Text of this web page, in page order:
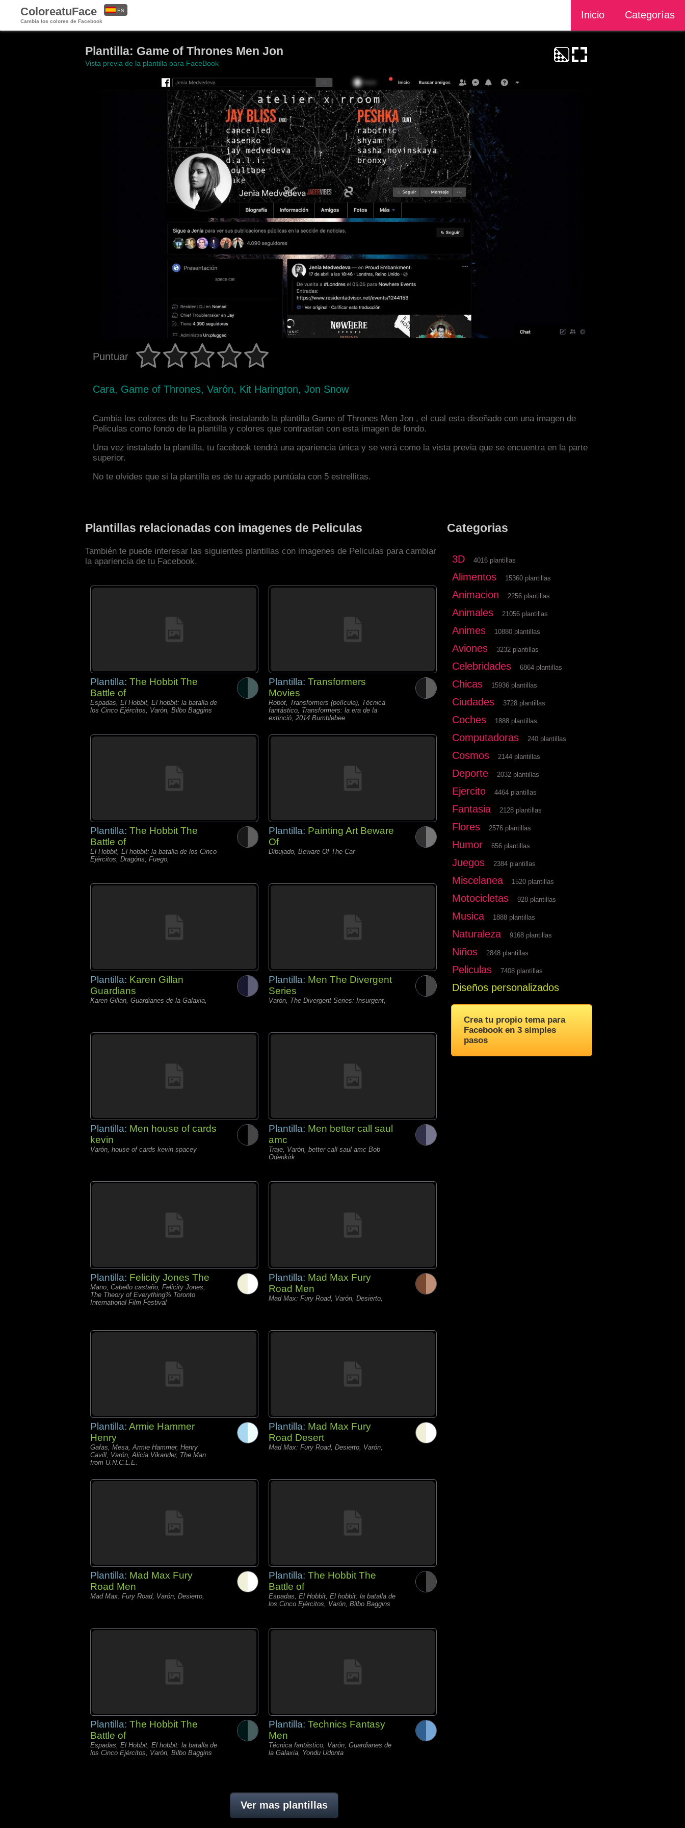
ColoreatuFace
Cambia los colores de Facebook
Inicio Categorías
ES
Plantilla: Game of Thrones Men Jon
Vista previa de la plantilla para FaceBook
Puntuar
Cara, Game of Thrones, Varón, Kit Harington, Jon Snow
Cambia los colores de tu Facebook instalando la plantilla Game of Thrones Men Jon , el cual esta diseñado con una imagen de
Peliculas como fondo de la plantilla y colores que contrastan con esta imagen de fondo.
Una vez instalado la plantilla, tu facebook tendrá una apariencia única y se verá como la vista previa que se encuentra en la parte
superior.
No te olvides que si la plantilla es de tu agrado puntúala con 5 estrellitas.
Plantillas relacionadas con imagenes de Peliculas
También te puede interesar las siguientes plantillas con imagenes de Peliculas para cambiar
la apariencia de tu Facebook.
Plantilla: The Hobbit The
Battle of
Espadas, El Hobbit, El hobbit: la batalla de
los Cinco Ejércitos, Varón, Bilbo Baggins
Plantilla: Transformers
Movies
Robot, Transformers (película), Técnica
fantástico, Transformers: la era de la
extinció, 2014 Bumblebee
Plantilla: The Hobbit The
Battle of
El Hobbit, El hobbit: la batalla de los Cinco
Ejércitos, Dragóns, Fuego,
Plantilla: Painting Art Beware
Of
Dibujado, Beware Of The Car
Plantilla: Karen Gillan
Guardians
Karen Gillan, Guardianes de la Galaxia,
Plantilla: Men The Divergent
Series
Varón, The Divergent Series: Insurgent,
Plantilla: Men house of cards
kevin
Varón, house of cards kevin spacey
Plantilla: Men better call saul
amc
Traje, Varón, better call saul amc Bob
Odenkirk
Plantilla: Felicity Jones The
Mano, Cabello castaño, Felicity Jones,
The Theory of Everything% Toronto
International Film Festival
Plantilla: Mad Max Fury
Road Men
Mad Max: Fury Road, Varón, Desierto,
Plantilla: Armie Hammer
Henry
Gafas, Mesa, Armie Hammer, Henry
Cavill, Varón, Alicia Vikander, The Man
from U.N.C.L.E.
Plantilla: Mad Max Fury
Road Desert
Mad Max: Fury Road, Desierto, Varón,
Plantilla: Mad Max Fury
Road Men
Mad Max: Fury Road, Varón, Desierto,
Plantilla: The Hobbit The
Battle of
Espadas, El Hobbit, El hobbit: la batalla de
los Cinco Ejércitos, Varón, Bilbo Baggins
Plantilla: The Hobbit The
Battle of
Espadas, El Hobbit, El hobbit: la batalla de
los Cinco Ejércitos, Varón, Bilbo Baggins
Plantilla: Technics Fantasy
Men
Técnica fantástico, Varón, Guardianes de
la Galaxia, Yondu Udonta
Ver mas plantillas
Categorias
3D 4016 plantillas
Alimentos 15360 plantillas
Animacion 2256 plantillas
Animales 21056 plantillas
Animes 10880 plantillas
Aviones 3232 plantillas
Celebridades 6864 plantillas
Chicas 15936 plantillas
Ciudades 3728 plantillas
Coches 1888 plantillas
Computadoras 240 plantillas
Cosmos 2144 plantillas
Deporte 2032 plantillas
Ejercito 4464 plantillas
Fantasia 2128 plantillas
Flores 2576 plantillas
Humor 656 plantillas
Juegos 2384 plantillas
Miscelanea 1520 plantillas
Motocicletas 928 plantillas
Musica 1888 plantillas
Naturaleza 9168 plantillas
Niños 2848 plantillas
Peliculas 7408 plantillas
Diseños personalizados
Crea tu propio tema para
Facebook en 3 simples
pasos